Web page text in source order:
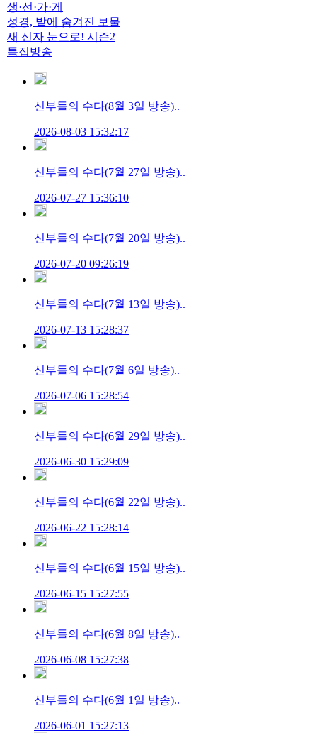
생·선·가·게
성경, 밭에 숨겨진 보물
새 신자 눈으로! 시즌2
특집방송
신부들의 수다(8월 3일 방송)..
2026-08-03 15:32:17
신부들의 수다(7월 27일 방송)..
2026-07-27 15:36:10
신부들의 수다(7월 20일 방송)..
2026-07-20 09:26:19
신부들의 수다(7월 13일 방송)..
2026-07-13 15:28:37
신부들의 수다(7월 6일 방송)..
2026-07-06 15:28:54
신부들의 수다(6월 29일 방송)..
2026-06-30 15:29:09
신부들의 수다(6월 22일 방송)..
2026-06-22 15:28:14
신부들의 수다(6월 15일 방송)..
2026-06-15 15:27:55
신부들의 수다(6월 8일 방송)..
2026-06-08 15:27:38
신부들의 수다(6월 1일 방송)..
2026-06-01 15:27:13